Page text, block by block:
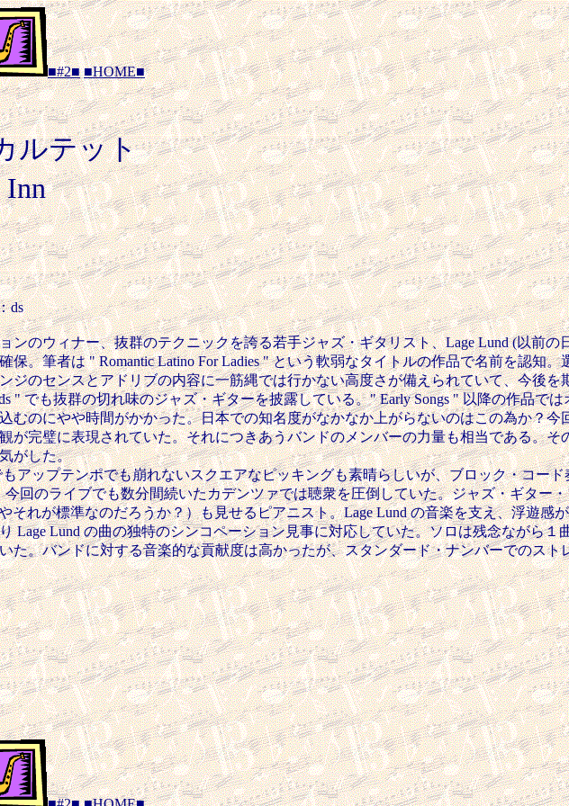
■#2■ ■HOME■
ルテット
ds
ンのウィナー、抜群のテクニックを誇る若手ジャズ・ギタリスト、Lage Lund (以前
保。筆者は " Romantic Latino For Ladies " という軟弱なタイトルの作品で名前を認知
ジのセンスとアドリブの内容に一筋縄では行かない高度さが備えられていて、今後
" でも抜群の切れ味のジャズ・ギターを披露している。" Early Songs " 以降の作品で
むのにやや時間がかかった。日本での知名度がなかなか上がらないのはこの為か？
が完璧に表現されていた。それにつきあうバンドのメンバーの力量も相当である。
がした。
アップテンポでも崩れないスクエアなピッキングも素晴らしいが、ブロック・コー
今回のライブでも数分間続いたカデンツァでは聴衆を圧倒していた。ジャズ・ギター
それが標準なのだろうか？）も見せるピアニスト。Lage Lund の音楽を支え、浮遊感
Lage Lund の曲の独特のシンコペーション見事に対応していた。ソロは残念ながら１
た。バンドに対する音楽的な貢献度は高かったが、スタンダード・ナンバーでのス